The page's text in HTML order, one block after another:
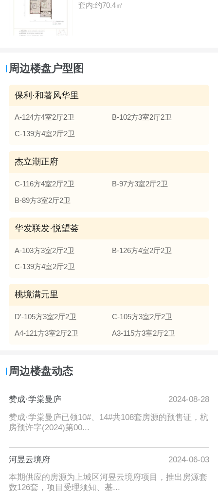
套内:约70.4㎡
周边楼盘户型图
保利·和著风华里
A-124方4室2厅2卫
B-102方3室2厅2卫
C-139方4室2厅2卫
杰立潮正府
C-116方4室2厅2卫
B-97方3室2厅2卫
B-89方3室2厅2卫
华发联发·悦望荟
A-103方3室2厅2卫
B-126方4室2厅2卫
C-139方4室2厅2卫
桃境满元里
D′-105方3室2厅2卫
C-105方3室2厅2卫
A4-121方3室2厅2卫
A3-115方3室2厅2卫
周边楼盘动态
赞成·学棠曼庐
2024-08-28
赞成·学棠曼庐已领10#、14#共108套房源的预售证，杭
房预许字(2024)第00...
河昱云境府
2024-06-03
本期供应的房源为上城区河昱云境府项目，推出房源套
数126套，项目受理须知、基...